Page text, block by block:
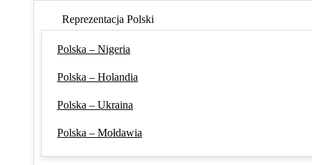
Reprezentacja Polski
Polska – Nigeria
Polska – Holandia
Polska – Ukraina
Polska – Mołdawia